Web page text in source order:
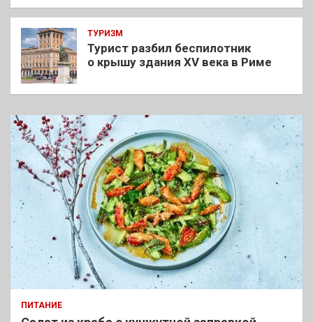
ТУРИЗМ
Турист разбил беспилотник
о крышу здания XV века в Риме
ПИТАНИЕ